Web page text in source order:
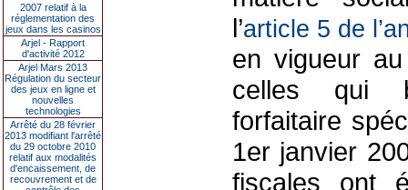
2007 relatif à la
réglementation des
jeux dans les casinos
Arjel - Rapport
d'activité 2012
Arjel Mars 2013
Régulation du secteur
des jeux en ligne et
nouvelles
technologies
Arrêté du 28 février
2013 modifiant l'arrêté
du 29 octobre 2010
relatif aux modalités
d'encaissement, de
recouvrement et de
l’article 5 de
en vigueur
celles qui
forfaitaire
1er janvier
fiscales ont